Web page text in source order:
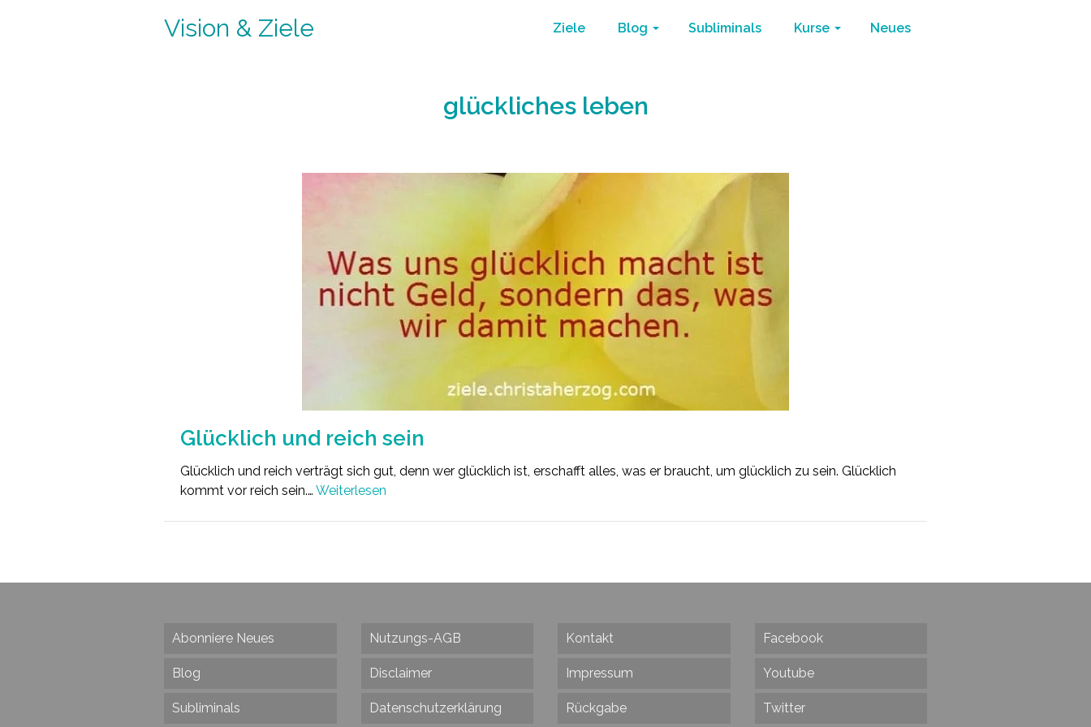
Vision & Ziele Ziele Blog Subliminals Kurse Neues
glückliches leben
Glücklich und reich sein
Glücklich und reich verträgt sich gut, denn wer glücklich ist, erschafft alles, was er braucht, um glücklich zu sein. Glücklich
kommt vor reich sein.… Weiterlesen
Abonniere Neues
Blog
Subliminals
Nutzungs-AGB
Disclaimer
Datenschutzerklärung
Kontakt
Impressum
Rückgabe
Facebook
Youtube
Twitter